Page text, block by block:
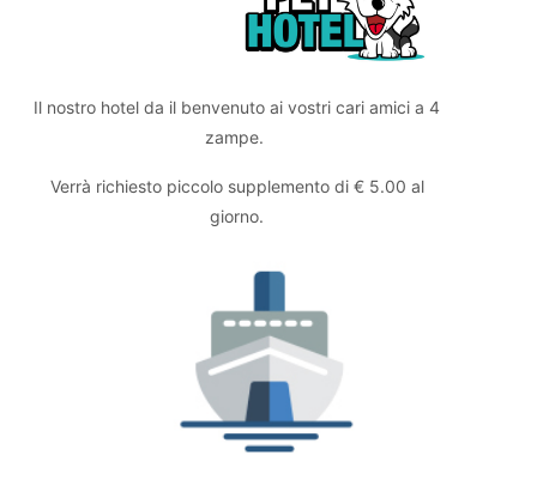
Il nostro hotel da il benvenuto ai vostri cari amici a 4
zampe.
Verrà richiesto piccolo supplemento di € 5.00 al
giorno.